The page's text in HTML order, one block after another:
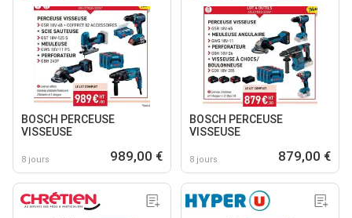
BOSCH PERCEUSE
VISSEUSE
8 jours 989,00 €
BOSCH PERCEUSE
VISSEUSE
8 jours 879,00 €